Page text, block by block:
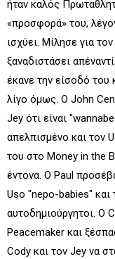
ήταν καλός
«προσφορά» του,
ισχύει. Μίλησε για
ξαναδιστάσει
έκανε την είσοδό του
λίγο όμως. Ο John
Jey ότι είναι
απελπισμένο και τον
του στο Money in the
έντονα. Ο Paul
Uso "nepo-babies" και
αυτοδημιούργητοι. Ο
Peacemaker και
Cody και τον Jey να